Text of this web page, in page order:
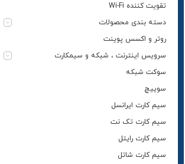
تقویت کننده Wi-Fi
دسته بندی محصولات
روتر و اکسس پوینت
سرویس اینترنت ، شبکه و سیمکارت
سوکت شبکه
سوییچ
سیم کارت ایرانسل
سیم کارت تک نت
سیم کارت رایتل
سیم کارت شاتل